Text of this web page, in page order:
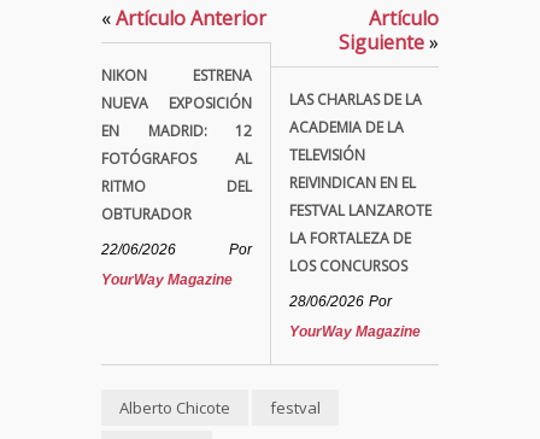
«Artículo Anterior
NIKON ESTRENA
NUEVA EXPOSICIÓN
EN MADRID: 12
FOTÓGRAFOS AL
RITMO DEL
OBTURADOR
22/06/2026
Por
YourWay Magazine
Artículo
Siguiente»
LAS CHARLAS DE LA
ACADEMIA DE LA
TELEVISIÓN
REIVINDICAN EN EL
FESTVAL LANZAROTE
LA FORTALEZA DE
LOS CONCURSOS
28/06/2026 Por
YourWay Magazine
Alberto Chicote
festval